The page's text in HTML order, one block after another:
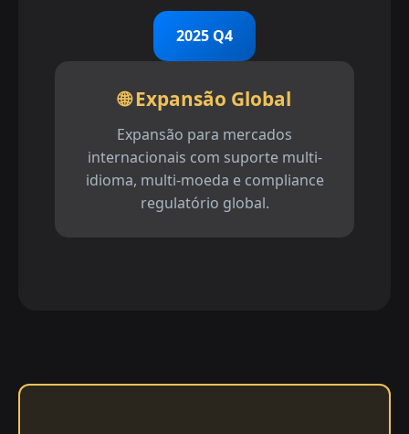
2025 Q4
🌐 Expansão Global
Expansão para mercados
internacionais com suporte multi-
idioma, multi-moeda e compliance
regulatório global.